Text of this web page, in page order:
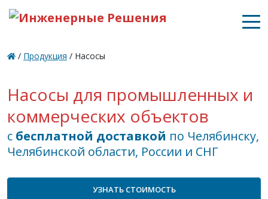
/ Продукция / Насосы
Насосы для промышленных и
коммерческих объектов
с бесплатной доставкой по Челябинску,
Челябинской области, России и СНГ
УЗНАТЬ СТОИМОСТЬ